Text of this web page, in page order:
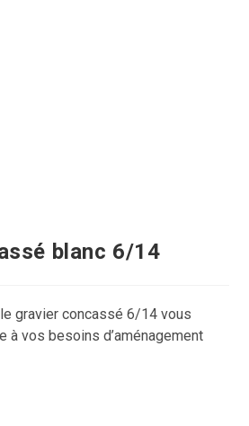
blanc 6/14
gravier concassé 6/14 vous
à vos besoins d’aménagement